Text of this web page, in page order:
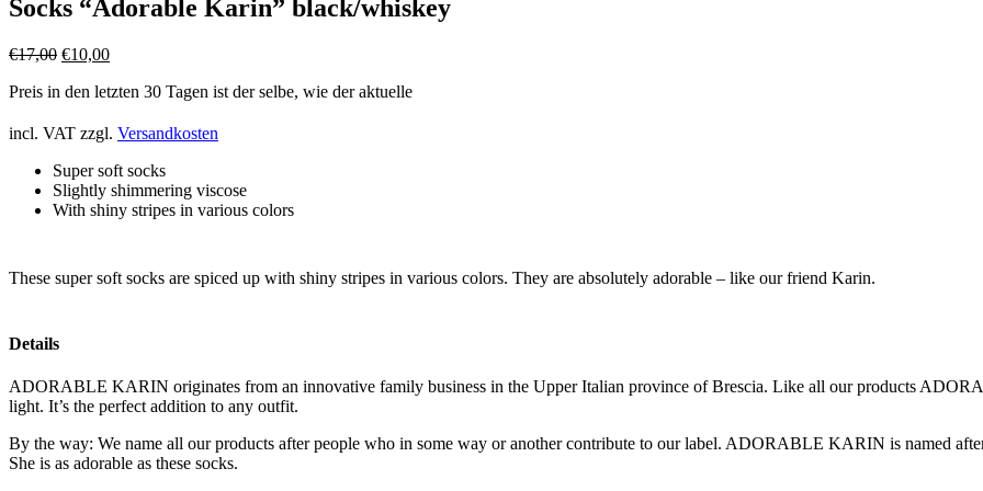
Socks “Adorable Karin” black/whiskey
€17,00 Original
was:
€10,00Current
is:
Preis in den letzten 30 Tagen ist der selbe, wie der aktuelle
incl. VAT zzgl. Versandkosten
Super soft socks
Slightly shimmering viscose
With shiny stripes in various colors
These super soft socks are spiced up with shiny stripes in various colors. They are absolutely adorable – like our friend Karin.
Details
ADORABLE KARIN originates from an innovative family business in the Upper Italian province of Brescia. Like all our products
light. It’s the perfect addition to any outfit.
By the way: We name all our products after people who in some way or another contribute to our label. ADORABLE KARIN is named
She is as adorable as these socks.